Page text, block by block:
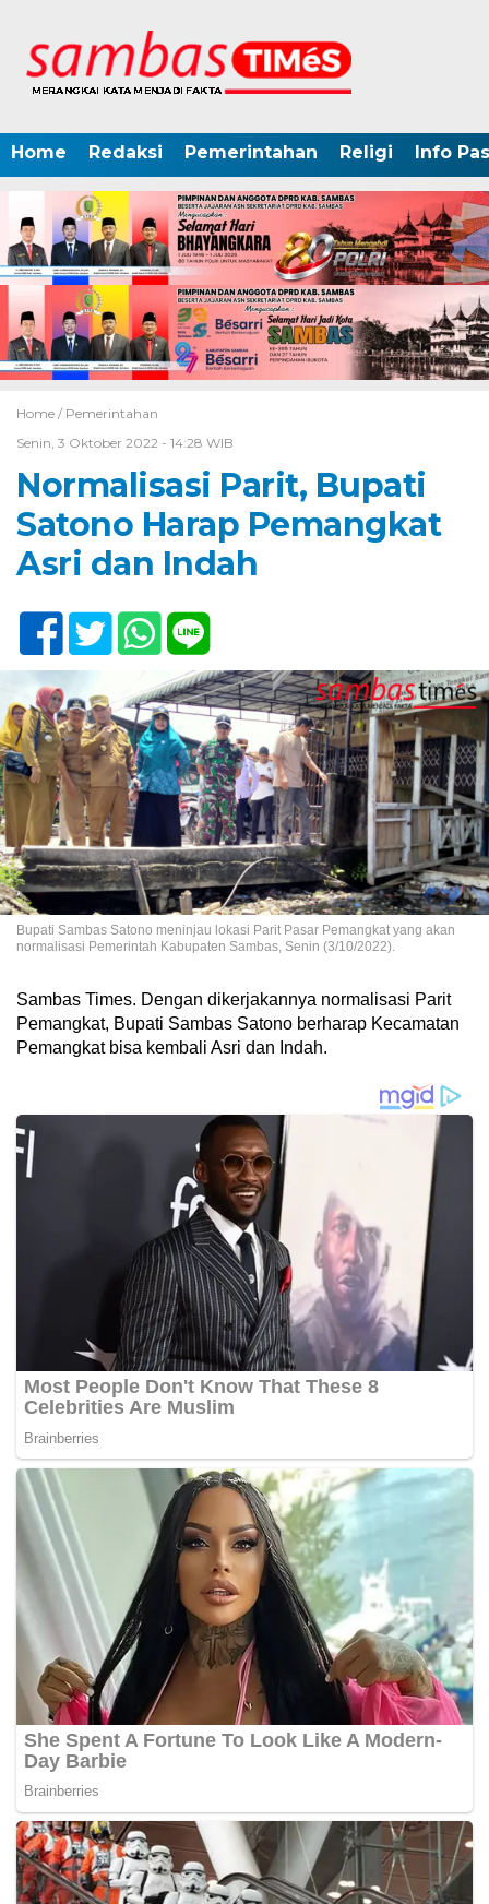
Home Redaksi Pemerintahan Religi Info
Home / Pemerintahan
Senin, 3 Oktober 2022 - 14:28 WIB
Normalisasi Parit, Bupati
Satono Harap Pemangkat
Asri dan Indah
Bupati Sambas Satono meninjau lokasi Parit Pasar Pemangkat yang akan
normalisasi Pemerintah Kabupaten Sambas, Senin (3/10/2022).
Sambas Times. Dengan dikerjakannya normalisasi Parit
Pemangkat, Bupati Sambas Satono berharap Kecamatan
Pemangkat bisa kembali Asri dan Indah.